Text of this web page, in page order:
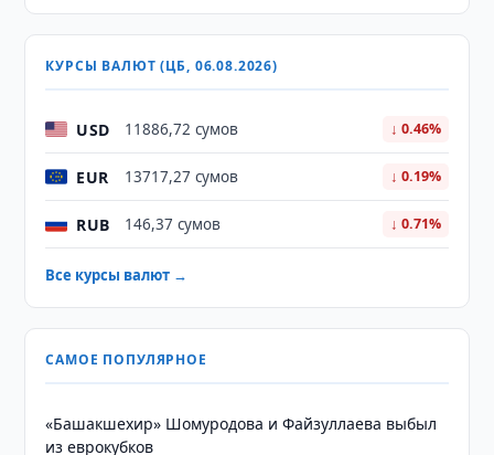
КУРСЫ ВАЛЮТ (ЦБ, 06.08.2026)
USD 11886,72 сумов ↓ 0.46%
EUR 13717,27 сумов ↓ 0.19%
RUB 146,37 сумов ↓ 0.71%
Все курсы валют →
САМОЕ ПОПУЛЯРНОЕ
«Башакшехир» Шомуродова и Файзуллаева выбыл
из еврокубков